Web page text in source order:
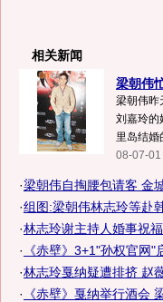
相关新闻
梁朝伟
梁朝伟昨
刘嘉玲的
里岛结婚
08-07-01
·梁朝伟自掏腰包请客 金
·组图:梁朝伟林志玲等赴
·林志玲谢主持人婚事祝
· 《赤壁》3+1"孙权官网
·林志玲戛纳疑遭排挤 赵
· 《赤壁》戛纳举行酒会